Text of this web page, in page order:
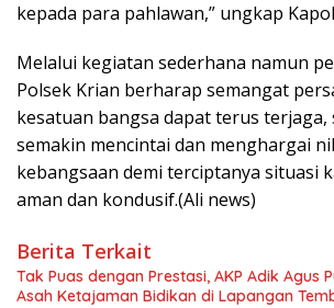
kepada para pahlawan,” ungkap
Melalui kegiatan sederhana namun
Polsek Krian berharap semangat
kesatuan bangsa dapat terus
semakin mencintai dan menghargai
kebangsaan demi terciptanya situasi
aman dan kondusif.(Ali news)
Berita Terkait
Tak Puas dengan Prestasi, AKP Adik Agus
Asah Ketajaman Bidikan di Lapangan